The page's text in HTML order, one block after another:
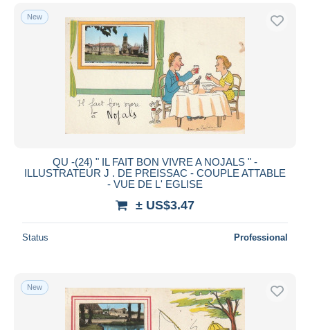
New
QU -(24) " IL FAIT BON VIVRE A NOJALS " -
ILLUSTRATEUR J . DE PREISSAC - COUPLE ATTABLE
- VUE DE L' EGLISE
± US$3.47
Status Professional
New